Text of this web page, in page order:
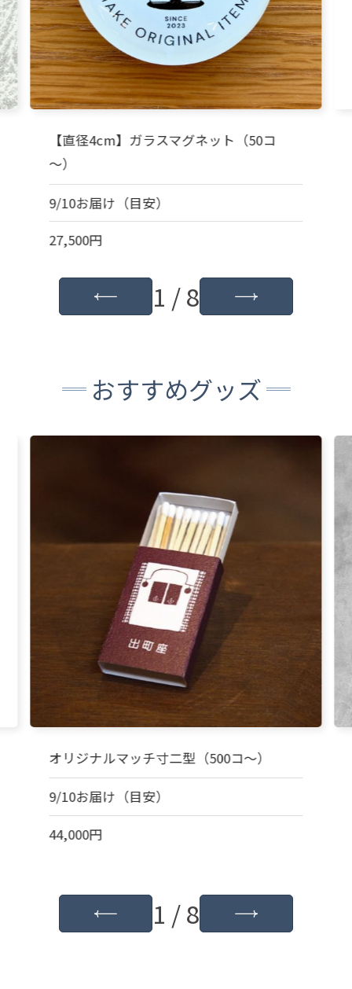
【直径4cm】ガラスマグネット（50コ
～）
9/10お届け（目安）
27,500円
1 / 8
おすすめグッズ
オリジナルマッチ寸二型（500コ～）
9/10お届け（目安）
44,000円
1 / 8